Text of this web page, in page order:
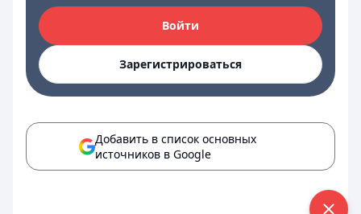
Войти
Зарегистрироваться
Добавить в список основных
источников в Google